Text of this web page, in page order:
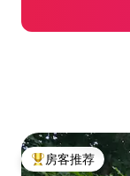
热门「房客推荐」
房客推荐